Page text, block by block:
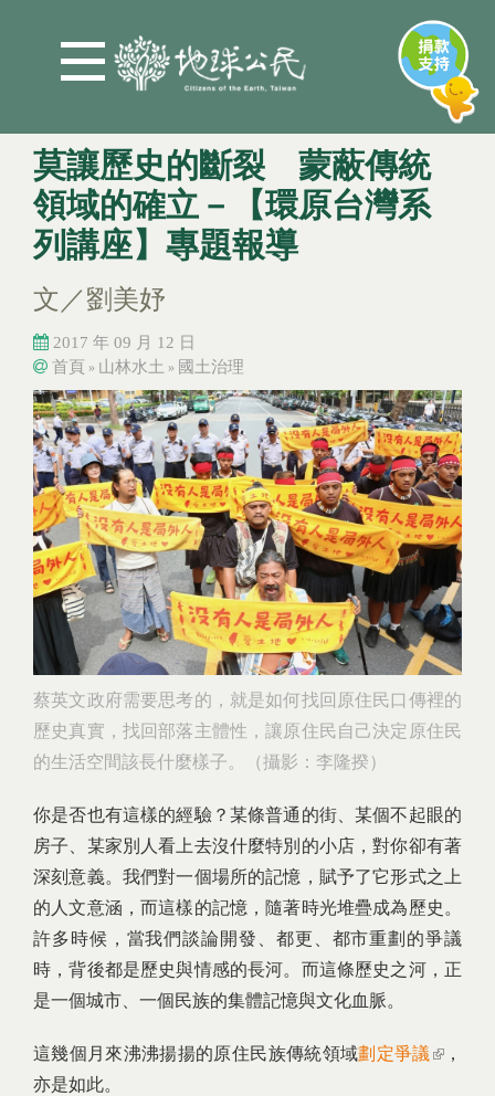
莫讓歷史的斷裂 蒙蔽傳統
領域的確立－【環原台灣系
列講座】專題報導
文／劉美妤
2017 年 09 月 12 日
您在這裡
首頁 » 山林水土 » 國土治理
您在這裡
蔡英文政府需要思考的，就是如何找回原住民口傳裡的
歷史真實，找回部落主體性，讓原住民自己決定原住民
的生活空間該長什麼樣子。（攝影：李隆揆）
你是否也有這樣的經驗？某條普通的街、某個不起眼的
房子、某家別人看上去沒什麼特別的小店，對你卻有著
深刻意義。我們對一個場所的記憶，賦予了它形式之上
的人文意涵，而這樣的記憶，隨著時光堆疊成為歷史。
許多時候，當我們談論開發、都更、都市重劃的爭議
時，背後都是歷史與情感的長河。而這條歷史之河，正
是一個城市、一個民族的集體記憶與文化血脈。
這幾個月來沸沸揚揚的原住民族傳統領域劃定爭議(link is
，
亦是如此。